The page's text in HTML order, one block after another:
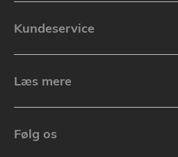
Kundeservice
Læs mere
Følg os